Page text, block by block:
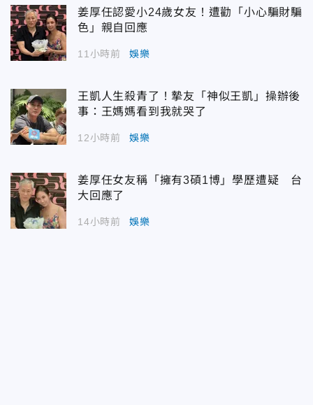
姜厚任認愛小24歲女友！遭勸「小心騙財騙
色」親自回應
11小時前 娛樂
王凱人生殺青了！摯友「神似王凱」操辦後
事：王媽媽看到我就哭了
12小時前 娛樂
姜厚任女友稱「擁有3碩1博」學歷遭疑 台
大回應了
14小時前 娛樂